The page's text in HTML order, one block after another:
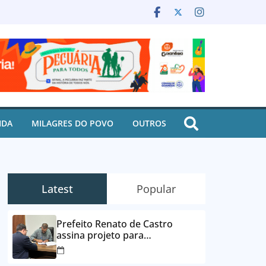
MILAGRES DO POVO OUTROS
Latest Popular
Prefeito Renato de Castro
assina projeto para
desbloqueio de contas e
parcelamento de dívidas em até